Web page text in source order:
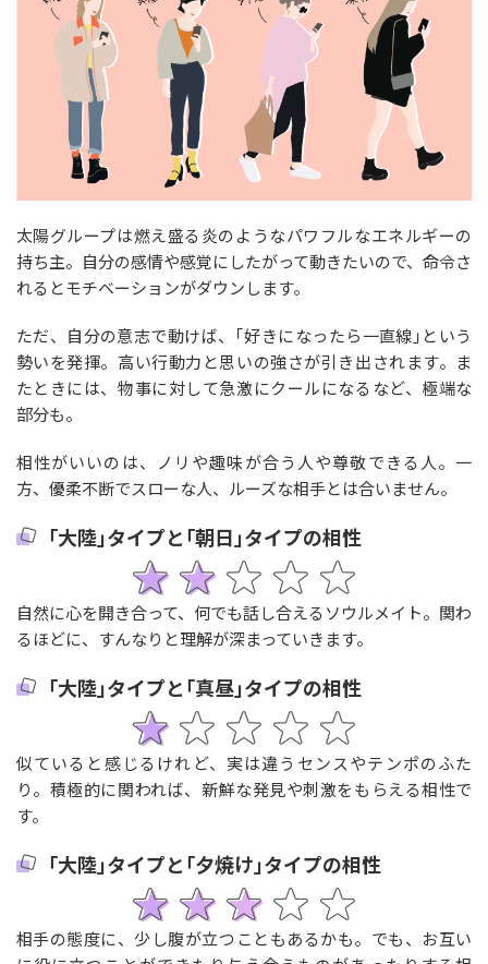
太陽グループは燃え盛る炎のようなパワフルなエネルギーの
持ち主。自分の感情や感覚にしたがって動きたいので、命令さ
れるとモチベーションがダウンします。
ただ、自分の意志で動けば、｢好きになったら一直線｣という
勢いを発揮。高い行動力と思いの強さが引き出されます。ま
たときには、物事に対して急激にクールになるなど、極端な
部分も。
相性がいいのは、ノリや趣味が合う人や尊敬できる人。一
方、優柔不断でスローな人、ルーズな相手とは合いません。
｢大陸｣タイプと｢朝日｣タイプの相性
自然に心を開き合って、何でも話し合えるソウルメイト。関わ
るほどに、すんなりと理解が深まっていきます。
｢大陸｣タイプと｢真昼｣タイプの相性
似ていると感じるけれど、実は違うセンスやテンポのふた
り。積極的に関われば、新鮮な発見や刺激をもらえる相性で
す。
｢大陸｣タイプと｢夕焼け｣タイプの相性
相手の態度に、少し腹が立つこともあるかも。でも、お互い